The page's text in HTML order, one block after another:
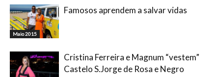
Maio 2015
Famosos aprendem a salvar vidas
Cristina Ferreira e Magnum “vestem”
Castelo S.Jorge de Rosa e Negro